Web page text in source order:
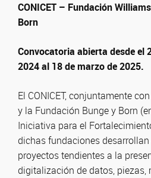
CONICET – Fundación
Born
Convocatoria abierta desde el
2024 al 18 de marzo de 2025.
El CONICET, conjuntamente
y la Fundación Bunge y Born
Iniciativa para el
dichas fundaciones
proyectos tendientes a la
digitalización de datos, piezas,